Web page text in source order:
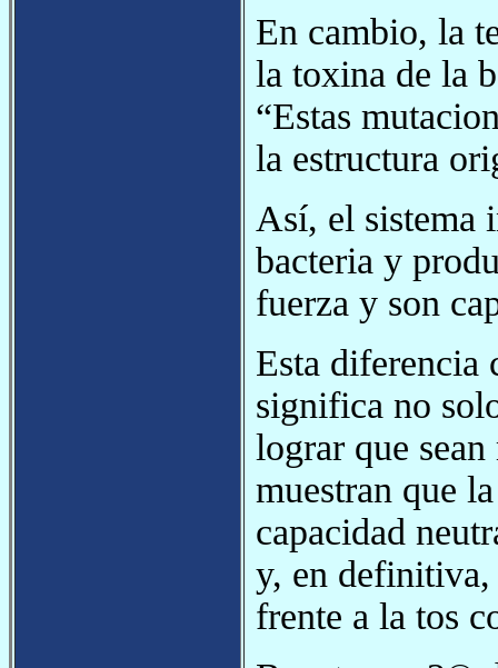
En cambio, la
la toxina de la
“Estas
la estructura
Así, el sistema
bacteria y
fuerza y son
Esta diferencia
significa no
lograr que
muestran que
capacidad
y, en definitiva,
frente a la tos